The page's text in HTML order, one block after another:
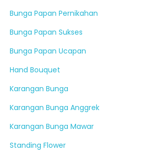
Bunga Papan Pernikahan
Bunga Papan Sukses
Bunga Papan Ucapan
Hand Bouquet
Karangan Bunga
Karangan Bunga Anggrek
Karangan Bunga Mawar
Standing Flower